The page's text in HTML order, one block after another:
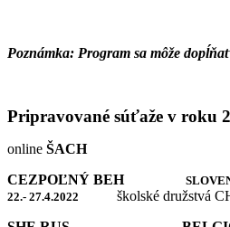
Poznámka: Program sa môže
Pripravované súťaže v roku
online ŠACH
CEZPOĽNÝ BEH
22.- 27.4.2022 školské družstvá